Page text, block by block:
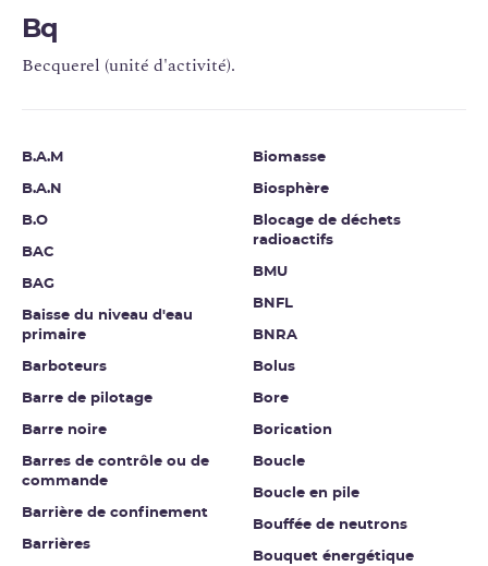
Bq
Becquerel (unité d'activité).
B.A.M
B.A.N
B.O
BAC
BAG
Baisse du niveau d'eau
primaire
Barboteurs
Barre de pilotage
Barre noire
Barres de contrôle ou de
commande
Barrière de confinement
Barrières
Biomasse
Biosphère
Blocage de déchets
radioactifs
BMU
BNFL
BNRA
Bolus
Bore
Borication
Boucle
Boucle en pile
Bouffée de neutrons
Bouquet énergétique